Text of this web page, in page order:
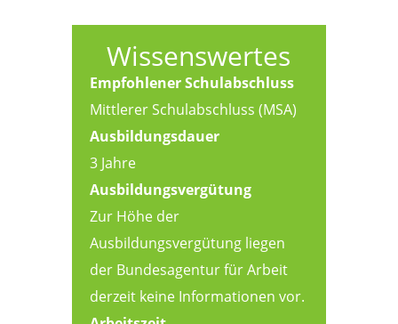
Wissenswertes
Empfohlener Schulabschluss
Mittlerer Schulabschluss (MSA)
Ausbildungsdauer
3 Jahre
Ausbildungsvergütung
Zur Höhe der
Ausbildungsvergütung liegen
der Bundesagentur für Arbeit
derzeit keine Informationen vor.